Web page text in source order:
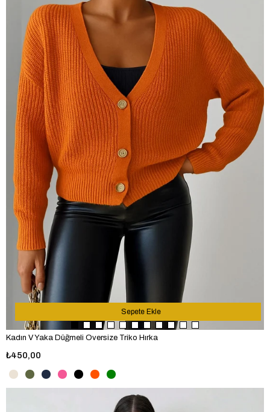
Kadın V Yaka Düğmeli Oversize Triko Hırka
₺450,00
Sepete Ekle